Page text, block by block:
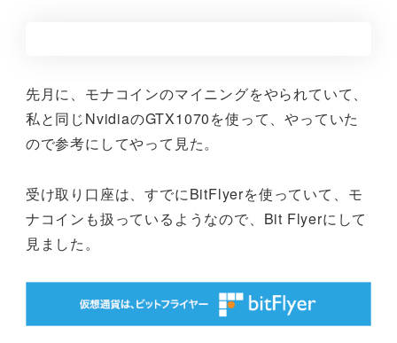
先月に、モナコインのマイニングをやられていて、
私と同じNvidiaのGTX1070を使って、やっていた
ので参考にしてやって見た。
受け取り口座は、すでにBitFlyerを使っていて、モ
ナコインも扱っているようなので、Bit Flyerにして
見ました。